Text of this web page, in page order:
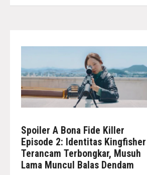
Spoiler A Bona Fide Killer
Episode 2: Identitas Kingfisher
Terancam Terbongkar, Musuh
Lama Muncul Balas Dendam